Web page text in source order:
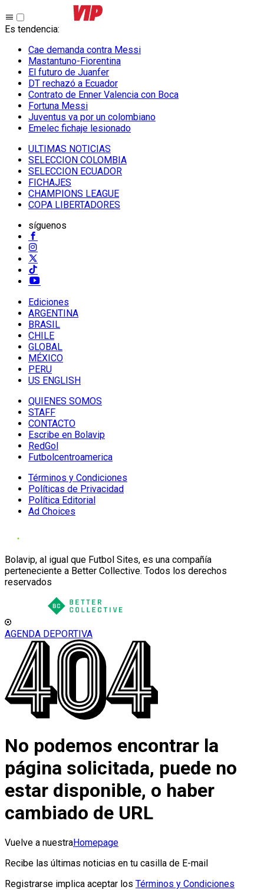
Es tendencia:
Cae demanda contra Messi
Mastantuno-Fiorentina
El futuro de Juanfer
DT rechazó a Ecuador
Contrato de Enner Valencia con Boca
Fortuna Messi
Juventus va por un colombiano
Emelec fichaje lesionado
ULTIMAS NOTICIAS
SELECCION COLOMBIA
SELECCION ECUADOR
FICHAJES
CHAMPIONS LEAGUE
COPA LIBERTADORES
síguenos
Ediciones
ARGENTINA
BRASIL
CHILE
GLOBAL
MÉXICO
PERU
US ENGLISH
QUIENES SOMOS
STAFF
CONTACTO
Escribe en Bolavip
RedGol
Futbolcentroamerica
Términos y Condiciones
Políticas de Privacidad
Política Editorial
Ad Choices
Bolavip, al igual que Futbol Sites, es una compañía
perteneciente a Better Collective. Todos los derechos
reservados
AGENDA DEPORTIVA
No podemos encontrar la
página solicitada, puede no
estar disponible, o haber
cambiado de URL
Vuelve a nuestraHomepage
Recibe las últimas noticias en tu casilla de E-mail
Registrarse implica aceptar los Términos y Condiciones